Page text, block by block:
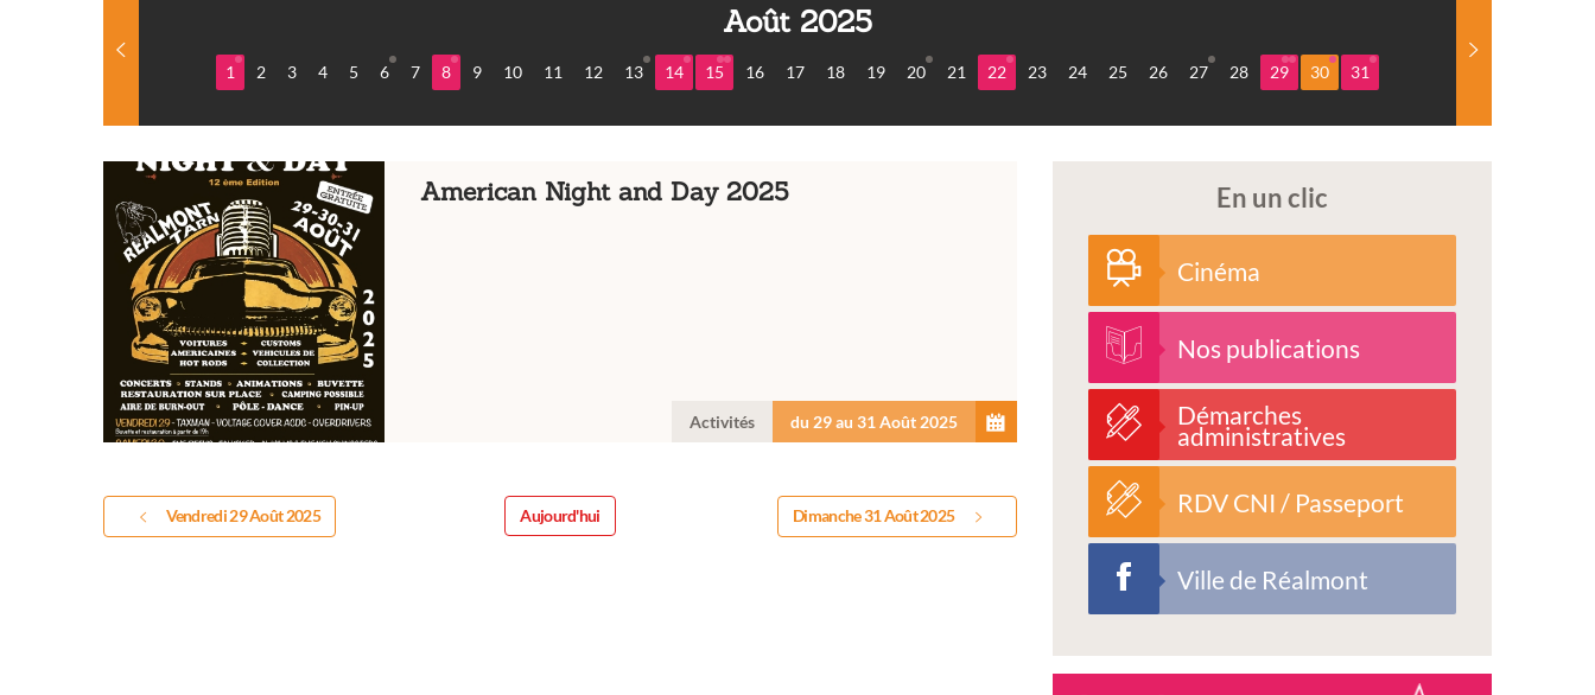
Août 2025
1 2 3 4 5 6 7 8 9 10 11 12 13 14 15 16 17 18 19 20 21 22 23 24 25 26 27 28 29 30 31
American Night and Day 2025
Activités du 29 au 31 Août 2025
Vendredi 29 Août 2025 Aujourd'hui Dimanche 31 Août 2025
En un clic
Cinéma
Nos publications
Démarches
administratives
RDV CNI / Passeport
Ville de Réalmont